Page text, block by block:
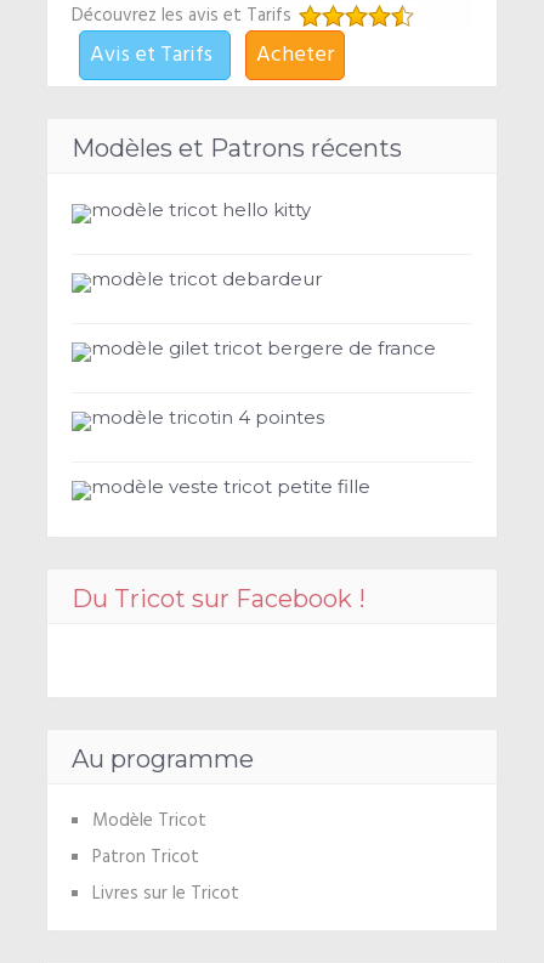
Découvrez les avis et Tarifs
Acheter
Avis et Tarifs
Modèles et Patrons récents
modèle tricot hello kitty
modèle tricot debardeur
modèle gilet tricot bergere de france
modèle tricotin 4 pointes
modèle veste tricot petite fille
Du Tricot sur Facebook !
Au programme
Modèle Tricot
Patron Tricot
Livres sur le Tricot